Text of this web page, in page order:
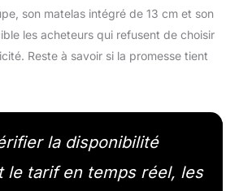
son matelas intégré de 13 cm et son
les acheteurs qui refusent de choisir
Reste à savoir si la promesse tient
la disponibilité
le tarif en temps réel, les